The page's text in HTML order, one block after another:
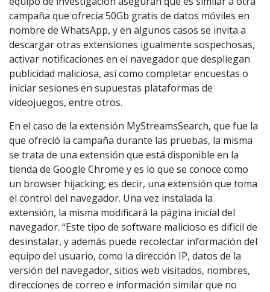
campaña que ofrecía 50Gb gratis de datos móviles en
nombre de WhatsApp, y en algunos casos se invita a
descargar otras extensiones igualmente sospechosas,
activar notificaciones en el navegador que despliegan
publicidad maliciosa, así como completar encuestas o
iniciar sesiones en supuestas plataformas de
videojuegos, entre otros.
En el caso de la extensión MyStreamsSearch, que fue la
que ofreció la campaña durante las pruebas, la misma
se trata de una extensión que está disponible en la
tienda de Google Chrome y es lo que se conoce como
un browser hijacking; es decir, una extensión que toma
el control del navegador. Una vez instalada la
extensión, la misma modificará la página inicial del
navegador. “Este tipo de software malicioso es difícil de
desinstalar, y además puede recolectar información del
equipo del usuario, como la dirección IP, datos de la
versión del navegador, sitios web visitados, nombres,
direcciones de correo e información similar que no